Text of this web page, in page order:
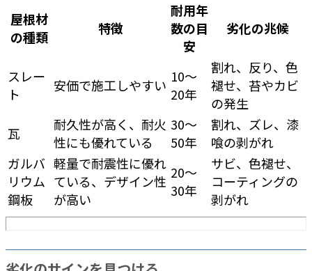
屋根材
の種類
特徴
耐用年
数の目
安
劣化の兆候
スレー
ト
安価で施工しやすい 10～
20年
割れ、反り、色
褪せ、苔やカビ
の発生
瓦
耐久性が高く、耐火
性にも優れている
30～
50年
割れ、ズレ、漆
喰の剥がれ
ガルバ
リウム
鋼板
軽量で耐震性に優れ
ている、デザイン性
が高い
20～
30年
サビ、色褪せ、
コーティングの
剥がれ